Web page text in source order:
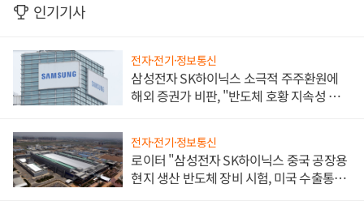
인기기사
전자·전기·정보통신
삼성전자 SK하이닉스 소극적 주주환원에
해외 증권가 비판, "반도체 호황 지속성 의
전자·전기·정보통신
로이터 "삼성전자 SK하이닉스 중국 공장용
현지 생산 반도체 장비 시험, 미국 수출통제